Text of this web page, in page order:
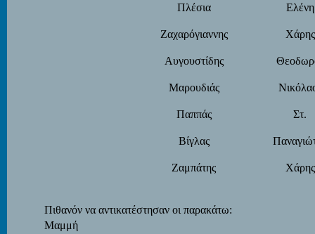
Πλέσια Ελένη
Ζαχαρόγιαννης Χάρης
Αυγουστίδης
Μαρουδιάς
Παππάς Στ.
Βίγλας
Ζαμπάτης Χάρης
Πιθανόν να αντικατέστησαν οι παρακάτω:
Μαμμή